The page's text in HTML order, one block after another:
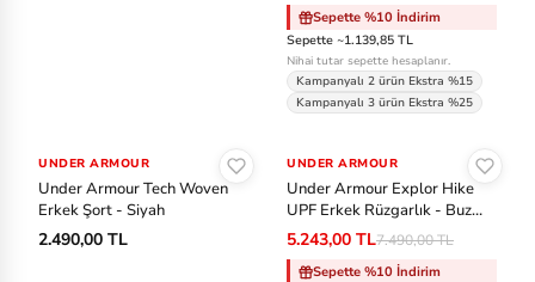
Sepette %10 İndirim
Sepette ~1.139,85 TL
Nihai tutar sepette hesaplanır.
Kampanyalı 2 ürün Ekstra %15
Kampanyalı 3 ürün Ekstra %25
UNDER ARMOUR
Under Armour Tech Woven
Erkek Şort - Siyah
2.490,00 TL
-%30
UNDER ARMOUR
Under Armour Explor Hike
UPF Erkek Rüzgarlık - Buz
Mavisi
5.243,00 TL7.490,00 TL
Sepette %10 İndirim